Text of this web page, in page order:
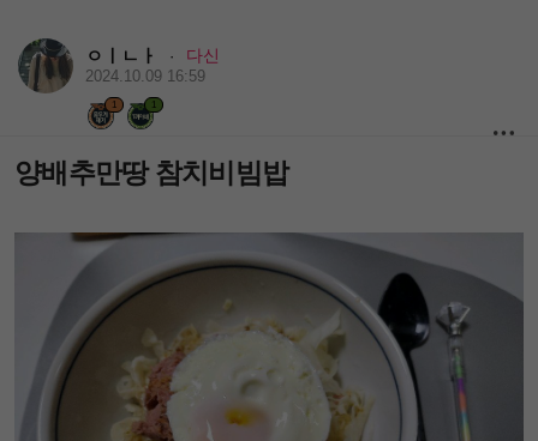
ㅇㅣㄴㅏ · 다신
2024.10.09 16:59
1 1
양배추만땅 참치비빔밥